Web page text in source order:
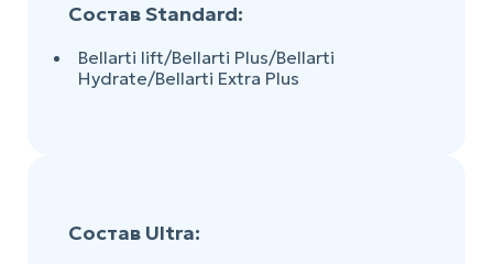
Состав Standard:
Bellarti lift/Bellarti Plus/Bellarti
Hydrate/Bellarti Extra Plus
Состав Ultra: